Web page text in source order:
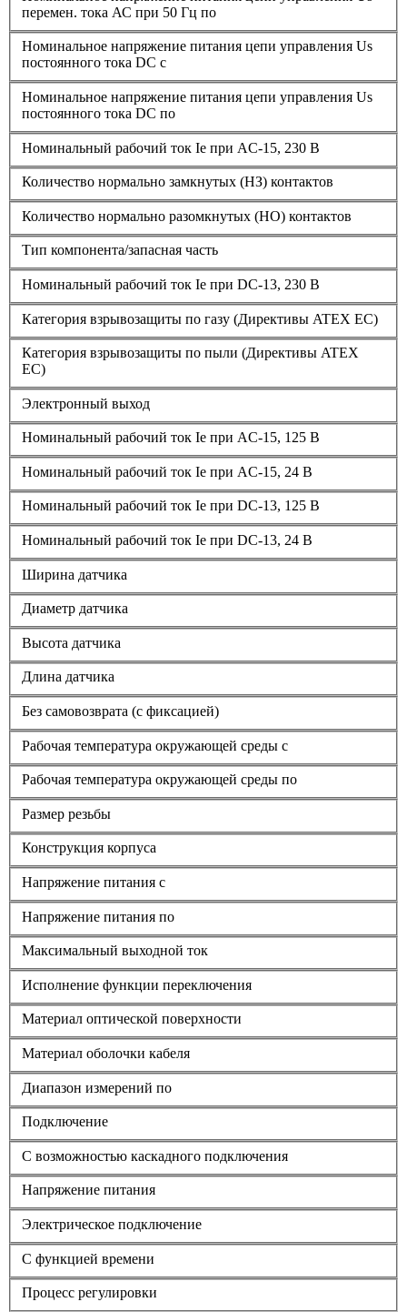
перемен. тока АС при 50 Гц по
Номинальное напряжение питания цепи управления Us
постоянного тока DC с
Номинальное напряжение питания цепи управления Us
постоянного тока DC по
Номинальный рабочий ток Ie при AC-15, 230 В
Количество нормально замкнутых (НЗ) контактов
Количество нормально разомкнутых (НО) контактов
Тип компонента/запасная часть
Номинальный рабочий ток Ie при DC-13, 230 В
Категория взрывозащиты по газу (Директивы ATEX ЕС)
Категория взрывозащиты по пыли (Директивы ATEX
ЕС)
Электронный выход
Номинальный рабочий ток Ie при AC-15, 125 В
Номинальный рабочий ток Ie при AC-15, 24 В
Номинальный рабочий ток Ie при DC-13, 125 В
Номинальный рабочий ток Ie при DC-13, 24 В
Ширина датчика
Диаметр датчика
Высота датчика
Длина датчика
Без самовозврата (с фиксацией)
Рабочая температура окружающей среды с
Рабочая температура окружающей среды по
Размер резьбы
Конструкция корпуса
Напряжение питания с
Напряжение питания по
Максимальный выходной ток
Исполнение функции переключения
Материал оптической поверхности
Материал оболочки кабеля
Диапазон измерений по
Подключение
С возможностью каскадного подключения
Напряжение питания
Электрическое подключение
С функцией времени
Процесс регулировки